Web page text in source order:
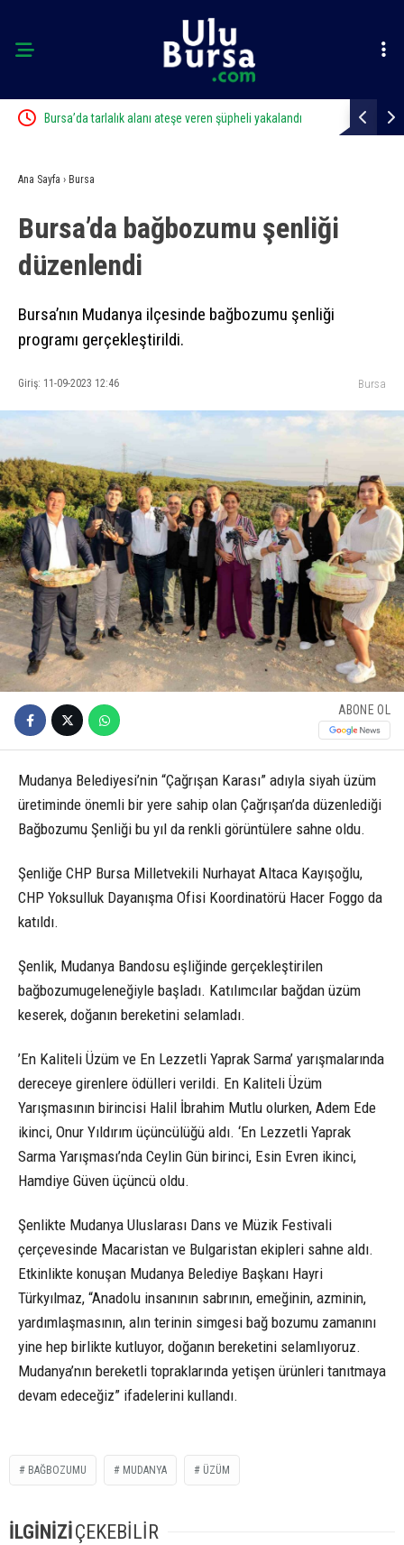
şüpheli yakalandı Çalıntı araçla 10 kilometre kaçtı, 380 bin TL ceza
Ana Sayfa › Bursa
Bursa’da bağbozumu şenliği
düzenlendi
Bursa’nın Mudanya ilçesinde bağbozumu şenliği
programı gerçekleştirildi.
Giriş: 11-09-2023 12:46 Bursa
ABONE OL
Mudanya Belediyesi’nin “Çağrışan Karası” adıyla siyah üzüm
üretiminde önemli bir yere sahip olan Çağrışan’da düzenlediği
Bağbozumu Şenliği bu yıl da renkli görüntülere sahne oldu.
Şenliğe CHP Bursa Milletvekili Nurhayat Altaca Kayışoğlu,
CHP Yoksulluk Dayanışma Ofisi Koordinatörü Hacer Foggo da
katıldı.
Şenlik, Mudanya Bandosu eşliğinde gerçekleştirilen
bağbozumugeleneğiyle başladı. Katılımcılar bağdan üzüm
keserek, doğanın bereketini selamladı.
’En Kaliteli Üzüm ve En Lezzetli Yaprak Sarma’ yarışmalarında
dereceye girenlere ödülleri verildi. En Kaliteli Üzüm
Yarışmasının birincisi Halil İbrahim Mutlu olurken, Adem Ede
ikinci, Onur Yıldırım üçüncülüğü aldı. ‘En Lezzetli Yaprak
Sarma Yarışması’nda Ceylin Gün birinci, Esin Evren ikinci,
Hamdiye Güven üçüncü oldu.
Şenlikte Mudanya Uluslarası Dans ve Müzik Festivali
çerçevesinde Macaristan ve Bulgaristan ekipleri sahne aldı.
Etkinlikte konuşan Mudanya Belediye Başkanı Hayri
Türkyılmaz, “Anadolu insanının sabrının, emeğinin, azminin,
yardımlaşmasının, alın terinin simgesi bağ bozumu zamanını
yine hep birlikte kutluyor, doğanın bereketini selamlıyoruz.
Mudanya’nın bereketli topraklarında yetişen ürünleri tanıtmaya
devam edeceğiz” ifadelerini kullandı.
BAĞBOZUMU MUDANYA ÜZÜM
İLGİNİZİÇEKEBİLİR